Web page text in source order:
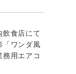
飲食店にて
「ワンダ風
務用エアコ